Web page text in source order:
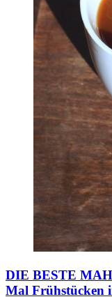
DIE BESTE
Mal Frühstücken